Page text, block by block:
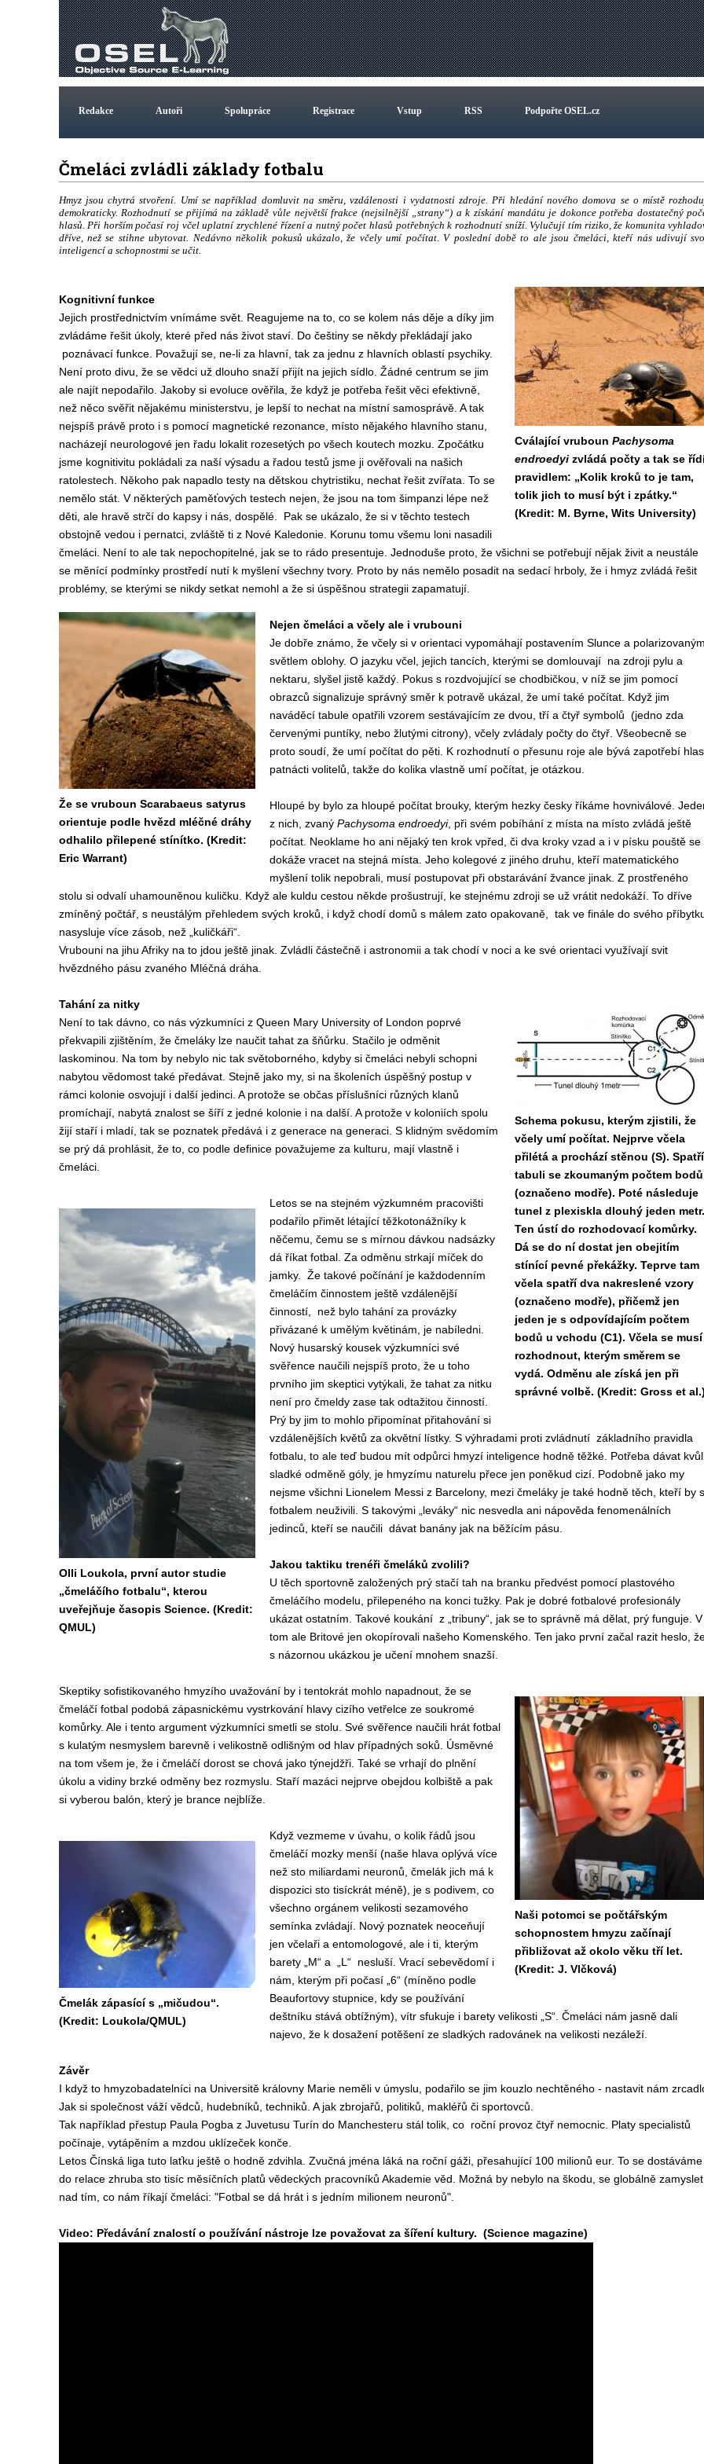
Redakce Autoři Spolupráce Registrace Vstup RSS Podpořte OSEL.cz
Čmeláci zvládli základy fotbalu
Hmyz jsou chytrá stvoření. Umí se například domluvit na směru, vzdálenosti i vydatnosti zdroje. Při hledání nového domova se o místě
demokraticky. Rozhodnutí se přijímá na základě vůle největší frakce (nejsilnější „strany“) a k získání mandátu je dokonce potřeba dostatečný
hlasů. Při horším počasí roj včel uplatní zrychlené řízení a nutný počet hlasů potřebných k rozhodnutí sníží. Vylučují tím riziko, že komunita
dříve, než se stihne ubytovat. Nedávno několik pokusů ukázalo, že včely umí počítat. V poslední době to ale jsou čmeláci, kteří nás udivují
inteligencí a schopnostmi se učit.
Cválající vruboun Pachysoma
endroedyizvládá počty a tak se
pravidlem: „Kolik kroků to je tam,
tolik jich to musí být i zpátky.“
(Kredit: M. Byrne, Wits University)
Kognitivní funkce
Jejich prostřednictvím vnímáme svět. Reagujeme na to, co se kolem nás děje a díky jim
zvládáme řešit úkoly, které před nás život staví. Do češtiny se někdy překládají jako
poznávací funkce. Považují se, ne-li za hlavní, tak za jednu z hlavních oblastí psychiky.
Není proto divu, že se vědci už dlouho snaží přijít na jejich sídlo. Žádné centrum se jim
ale najít nepodařilo. Jakoby si evoluce ověřila, že když je potřeba řešit věci efektivně,
než něco svěřit nějakému ministerstvu, je lepší to nechat na místní samosprávě. A tak
nejspíš právě proto i s pomocí magnetické rezonance, místo nějakého hlavního stanu,
nacházejí neurologové jen řadu lokalit rozesetých po všech koutech mozku. Zpočátku
jsme kognitivitu pokládali za naší výsadu a řadou testů jsme ji ověřovali na našich
ratolestech. Někoho pak napadlo testy na dětskou chytristiku, nechat řešit zvířata. To se
nemělo stát. V některých paměťových testech nejen, že jsou na tom šimpanzi lépe než
děti, ale hravě strčí do kapsy i nás, dospělé. Pak se ukázalo, že si v těchto testech
obstojně vedou i pernatci, zvláště ti z Nové Kaledonie. Korunu tomu všemu loni nasadili
čmeláci. Není to ale tak nepochopitelné, jak se to rádo presentuje. Jednoduše proto, že všichni se potřebují nějak živit a neustále
se měnící podmínky prostředí nutí k myšlení všechny tvory. Proto by nás nemělo posadit na sedací hrboly, že i hmyz zvládá řešit
problémy, se kterými se nikdy setkat nemohl a že si úspěšnou strategii zapamatují.
Že se vruboun Scarabaeus satyrus
orientuje podle hvězd mléčné dráhy
odhalilo přilepené stínítko. (Kredit:
Eric Warrant)
Nejen čmeláci a včely ale i vrubouni
Je dobře známo, že včely si v orientaci vypomáhají postavením Slunce a
světlem oblohy. O jazyku včel, jejich tancích, kterými se domlouvají na zdroji pylu a
nektaru, slyšel jistě každý. Pokus s rozdvojující se chodbičkou, v níž se jim pomocí
obrazců signalizuje správný směr k potravě ukázal, že umí také počítat. Když jim
naváděcí tabule opatřili vzorem sestávajícím ze dvou, tří a čtyř symbolů (jedno zda
červenými puntíky, nebo žlutými citrony), včely zvládaly počty do čtyř. Všeobecně se
proto soudí, že umí počítat do pěti. K rozhodnutí o přesunu roje ale bývá zapotřebí
patnácti volitelů, takže do kolika vlastně umí počítat, je otázkou.
Hloupé by bylo za hloupé počítat brouky, kterým hezky česky říkáme hovniválové.
z nich, zvaný Pachysoma endroedyi, při svém pobíhání z místa na místo zvládá ještě
počítat. Neoklame ho ani nějaký ten krok vpřed, či dva kroky vzad a i v písku pouště se
dokáže vracet na stejná místa. Jeho kolegové z jiného druhu, kteří matematického
myšlení tolik nepobrali, musí postupovat při obstarávání žvance jinak. Z prostřeného
stolu si odvalí uhamouněnou kuličku. Když ale kuldu cestou někde prošustrují, ke stejnému zdroji se už vrátit nedokáží. To dříve
zmíněný počtář, s neustálým přehledem svých kroků, i když chodí domů s málem zato opakovaně, tak ve finále do svého
nasysluje více zásob, než „kuličkáři“.
Vrubouni na jihu Afriky na to jdou ještě jinak. Zvládli částečně i astronomii a tak chodí v noci a ke své orientaci využívají svit
hvězdného pásu zvaného Mléčná dráha.
Schema pokusu, kterým zjistili, že
včely umí počítat. Nejprve včela
přilétá a prochází stěnou (S). Spatří
tabuli se zkoumaným počtem bodů
(označeno modře). Poté následuje
tunel z plexiskla dlouhý jeden metr.
Ten ústí do rozhodovací komůrky.
Dá se do ní dostat jen obejitím
stínící pevné překážky. Teprve tam
včela spatří dva nakreslené vzory
(označeno modře), přičemž jen
jeden je s odpovídajícím počtem
bodů u vchodu (C1). Včela se musí
rozhodnout, kterým směrem se
vydá. Odměnu ale získá jen při
správné volbě. (Kredit: Gross et
Tahání za nitky
Není to tak dávno, co nás výzkumníci z Queen Mary University of London poprvé
překvapili zjištěním, že čmeláky lze naučit tahat za šňůrku. Stačilo je odměnit
laskominou. Na tom by nebylo nic tak světoborného, kdyby si čmeláci nebyli schopni
nabytou vědomost také předávat. Stejně jako my, si na školeních úspěšný postup v
rámci kolonie osvojují i další jedinci. A protože se občas příslušníci různých klanů
promíchají, nabytá znalost se šíří z jedné kolonie i na další. A protože v koloniích spolu
žijí staří i mladí, tak se poznatek předává i z generace na generaci. S klidným svědomím
se prý dá prohlásit, že to, co podle definice považujeme za kulturu, mají vlastně i
čmeláci.
Olli Loukola, první autor studie
„čmeláčího fotbalu“, kterou
uveřejňuje časopis Science. (Kredit:
QMUL)
Letos se na stejném výzkumném pracovišti
podařilo přimět létající těžkotonážníky k
něčemu, čemu se s mírnou dávkou nadsázky
dá říkat fotbal. Za odměnu strkají míček do
jamky. Že takové počínání je každodenním
čmeláčím činnostem ještě vzdálenější
činností, než bylo tahání za provázky
přivázané k umělým květinám, je nabíledni.
Nový husarský kousek výzkumníci své
svěřence naučili nejspíš proto, že u toho
prvního jim skeptici vytýkali, že tahat za nitku
není pro čmeldy zase tak odtažitou činností.
Prý by jim to mohlo připomínat přitahování si
vzdálenějších květů za okvětní lístky. S výhradami proti zvládnutí základního pravidla
fotbalu, to ale teď budou mít odpůrci hmyzí inteligence hodně těžké. Potřeba dávat
sladké odměně góly, je hmyzímu naturelu přece jen poněkud cizí. Podobně jako my
nejsme všichni Lionelem Messi z Barcelony, mezi čmeláky je také hodně těch, kteří by
fotbalem neuživili. S takovými „leváky“ nic nesvedla ani nápověda fenomenálních
jedinců, kteří se naučili dávat banány jak na běžícím pásu.
Jakou taktiku trenéři čmeláků zvolili?
U těch sportovně založených prý stačí tah na branku předvést pomocí plastového
čmeláčího modelu, přilepeného na konci tužky. Pak je dobré fotbalové profesionály
ukázat ostatním. Takové koukání z „tribuny“, jak se to správně má dělat, prý funguje. V
tom ale Britové jen okopírovali našeho Komenského. Ten jako první začal razit heslo,
s názornou ukázkou je učení mnohem snazší.
Naši potomci se počtářským
schopnostem hmyzu začínají
přibližovat až okolo věku tří let.
(Kredit: J. Vlčková)
Skeptiky sofistikovaného hmyzího uvažování by i tentokrát mohlo napadnout, že se
čmeláčí fotbal podobá zápasnickému vystrkování hlavy cizího vetřelce ze soukromé
komůrky. Ale i tento argument výzkumníci smetli se stolu. Své svěřence naučili hrát fotbal
s kulatým nesmyslem barevně i velikostně odlišným od hlav případných soků. Úsměvné
na tom všem je, že i čmeláčí dorost se chová jako týnejdžři. Také se vrhají do plnění
úkolu a vidiny brzké odměny bez rozmyslu. Staří mazáci nejprve obejdou kolbiště a pak
si vyberou balón, který je brance nejblíže.
Čmelák zápasící s „mičudou“.
(Kredit: Loukola/QMUL)
Když vezmeme v úvahu, o kolik řádů jsou
čmeláčí mozky menší (naše hlava oplývá více
než sto miliardami neuronů, čmelák jich má k
dispozici sto tisíckrát méně), je s podivem, co
všechno orgánem velikosti sezamového
semínka zvládají. Nový poznatek neoceňují
jen včelaři a entomologové, ale i ti, kterým
barety „M“ a „L“ nesluší. Vrací sebevědomí i
nám, kterým při počasí „6“ (míněno podle
Beaufortovy stupnice, kdy se používání
deštníku stává obtížným), vítr sfukuje i barety velikosti „S“. Čmeláci nám jasně dali
najevo, že k dosažení potěšení ze sladkých radovánek na velikosti nezáleží.
Závěr
I když to hmyzobadatelníci na Universitě královny Marie neměli v úmyslu, podařilo se jim kouzlo nechtěného - nastavit nám
Jak si společnost váží vědců, hudebníků, techniků. A jak zbrojařů, politiků, makléřů či sportovců.
Tak například přestup Paula Pogba z Juvetusu Turín do Manchesteru stál tolik, co roční provoz čtyř nemocnic. Platy specialistů
počínaje, vytápěním a mzdou uklízeček konče.
Letos Čínská liga tuto laťku ještě o hodně zdvihla. Zvučná jména láká na roční gáži, přesahující 100 milionů eur. To se dostáváme
do relace zhruba sto tisíc měsíčních platů vědeckých pracovníků Akademie věd. Možná by nebylo na škodu, se globálně zamyslet
nad tím, co nám říkají čmeláci: "Fotbal se dá hrát i s jedním milionem neuronů".
Video: Předávání znalostí o používání nástroje lze považovat za šíření kultury. (Science magazine)